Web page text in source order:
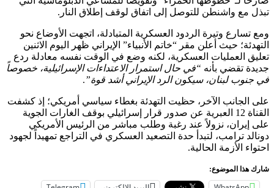
تبذل مع واشنطن للتوصل إلى اتفاق لوقف إطلاق النار.
ومع تسارع وتيرة الردود العسكرية المتبادلة، اتجهت الأوضاع نحو
التهدئة؛ حيث أعلن مقر “خاتم الأنبياء” الإيراني ظهر اليوم الاثنين
تعليق العمليات العسكرية، لكنه وضع في الوقت نفسه معادلة ردع
جديدة تقضي بأنه “في حال استمرار الاعتداءات الإسرائيلية، خصوصاً
في جنوب لبنان، سيكون الرد الإيراني أشد قوة”.
على الجانب الآخر، حظيت التهدئة بغطاء سياسي أمريكي؛ إذ كشفت
القناة 12 العبرية عن صدور قرار إسرائيلي بوقف الغارات الجوية
على إيران، نزولاً عند رغبة وطلب مباشر من الرئيس الأمريكي
دونالد ترامب، لتبدأ حدة التصعيد العسكري في التراجع تمهيداً لجهود
احتواء الأزمة الحالية.
شارك هذا الموضوع: